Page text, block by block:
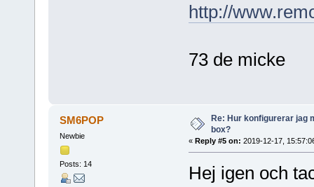
http://
73 de micke
SM6POP
Newbie
Posts: 14
Re: Hur konfigurerar jag
box?
« Reply #5 on: 2019-12-17,
Hej igen och